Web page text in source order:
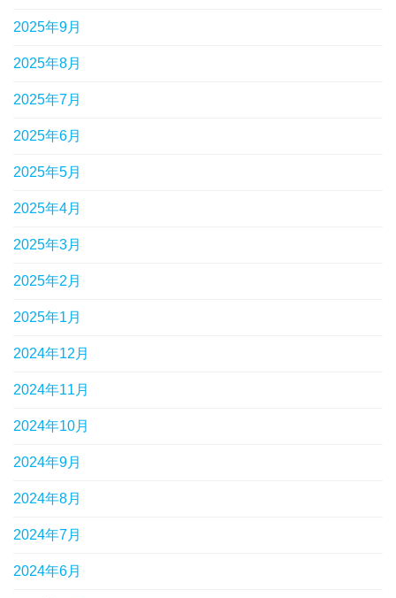
2025年9月
2025年8月
2025年7月
2025年6月
2025年5月
2025年4月
2025年3月
2025年2月
2025年1月
2024年12月
2024年11月
2024年10月
2024年9月
2024年8月
2024年7月
2024年6月